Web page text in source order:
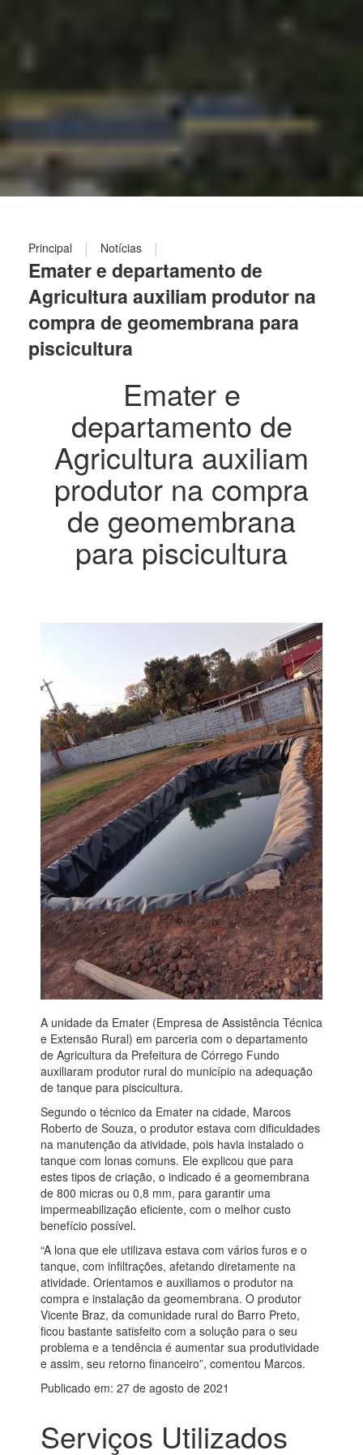
Principal | Notícias |
Emater e departamento de
Agricultura auxiliam produtor na
compra de geomembrana para
piscicultura
Emater e
departamento de
Agricultura auxiliam
produtor na compra
de geomembrana
para piscicultura
A unidade da Emater (Empresa de Assistência Técnica
e Extensão Rural) em parceria com o departamento
de Agricultura da Prefeitura de Córrego Fundo
auxiliaram produtor rural do município na adequação
de tanque para piscicultura.
Segundo o técnico da Emater na cidade, Marcos
Roberto de Souza, o produtor estava com dificuldades
na manutenção da atividade, pois havia instalado o
tanque com lonas comuns. Ele explicou que para
estes tipos de criação, o indicado é a geomembrana
de 800 micras ou 0,8 mm, para garantir uma
impermeabilização eficiente, com o melhor custo
benefício possível.
“A lona que ele utilizava estava com vários furos e o
tanque, com infiltrações, afetando diretamente na
atividade. Orientamos e auxiliamos o produtor na
compra e instalação da geomembrana. O produtor
Vicente Braz, da comunidade rural do Barro Preto,
ficou bastante satisfeito com a solução para o seu
problema e a tendência é aumentar sua produtividade
e assim, seu retorno financeiro”, comentou Marcos.
Publicado em: 27 de agosto de 2021
Serviços Utilizados